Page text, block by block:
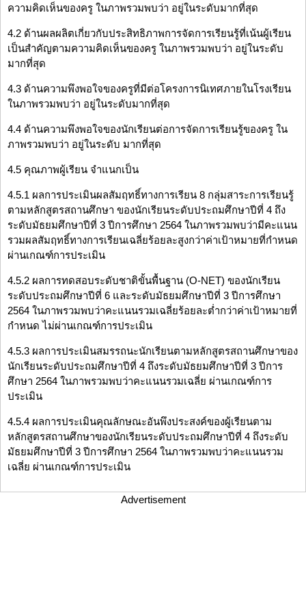
ความคิดเห็นของครู ในภาพรวมพบว่า อยู่ในระดับมากที่สุด
4.2 ด้านผลผลิตเกี่ยวกับประสิทธิภาพการจัดการเรียนรู้ที่เน้นผู้เรียน
เป็นสำคัญตามความคิดเห็นของครู ในภาพรวมพบว่า อยู่ในระดับ
มากที่สุด
4.3 ด้านความพึงพอใจของครูที่มีต่อโครงการนิเทศภายในโรงเรียน
ในภาพรวมพบว่า อยู่ในระดับมากที่สุด
4.4 ด้านความพึงพอใจของนักเรียนต่อการจัดการเรียนรู้ของครู ใน
ภาพรวมพบว่า อยู่ในระดับ มากที่สุด
4.5 คุณภาพผู้เรียน จำแนกเป็น
4.5.1 ผลการประเมินผลสัมฤทธิ์ทางการเรียน 8 กลุ่มสาระการเรียนรู้
ตามหลักสูตรสถานศึกษา ของนักเรียนระดับประถมศึกษาปีที่ 4 ถึง
ระดับมัธยมศึกษาปีที่ 3 ปีการศึกษา 2564 ในภาพรวมพบว่ามีคะแนน
รวมผลสัมฤทธิ์ทางการเรียนเฉลี่ยร้อยละสูงกว่าค่าเป้าหมายที่กำหนด
ผ่านเกณฑ์การประเมิน
4.5.2 ผลการทดสอบระดับชาติขั้นพื้นฐาน (O-NET) ของนักเรียน
ระดับประถมศึกษาปีที่ 6 และระดับมัธยมศึกษาปีที่ 3 ปีการศึกษา
2564 ในภาพรวมพบว่าคะแนนรวมเฉลี่ยร้อยละต่ำกว่าค่าเป้าหมายที่
กำหนด ไม่ผ่านเกณฑ์การประเมิน
4.5.3 ผลการประเมินสมรรถนะนักเรียนตามหลักสูตรสถานศึกษาของ
นักเรียนระดับประถมศึกษาปีที่ 4 ถึงระดับมัธยมศึกษาปีที่ 3 ปีการ
ศึกษา 2564 ในภาพรวมพบว่าคะแนนรวมเฉลี่ย ผ่านเกณฑ์การ
ประเมิน
4.5.4 ผลการประเมินคุณลักษณะอันพึงประสงค์ของผู้เรียนตาม
หลักสูตรสถานศึกษาของนักเรียนระดับประถมศึกษาปีที่ 4 ถึงระดับ
มัธยมศึกษาปีที่ 3 ปีการศึกษา 2564 ในภาพรวมพบว่าคะแนนรวม
เฉลี่ย ผ่านเกณฑ์การประเมิน
Advertisement